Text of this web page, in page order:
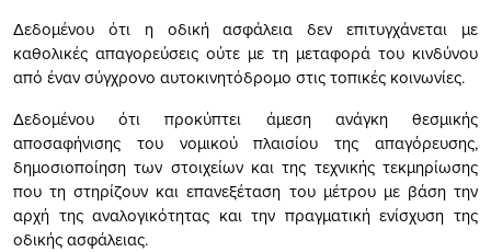
Δεδομένου ότι η οδική ασφάλεια δεν επιτυγχάνεται με
καθολικές απαγορεύσεις ούτε με τη μεταφορά του κινδύνου
από έναν σύγχρονο αυτοκινητόδρομο στις τοπικές κοινωνίες.
Δεδομένου ότι προκύπτει άμεση ανάγκη θεσμικής
αποσαφήνισης του νομικού πλαισίου της απαγόρευσης,
δημοσιοποίηση των στοιχείων και της τεχνικής τεκμηρίωσης
που τη στηρίζουν και επανεξέταση του μέτρου με βάση την
αρχή της αναλογικότητας και την πραγματική ενίσχυση της
οδικής ασφάλειας.